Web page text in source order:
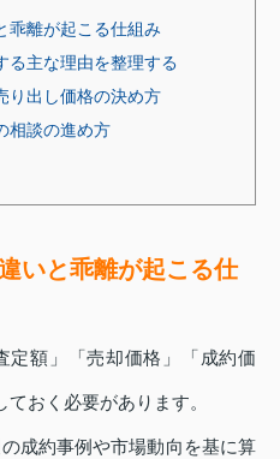
乖離が起こる仕組み
る主な理由を整理する
り出し価格の決め方
相談の進め方
いと乖離が起こる仕
定額」「売却価格」「成約価
おく必要があります。
成約事例や市場動向を基に算